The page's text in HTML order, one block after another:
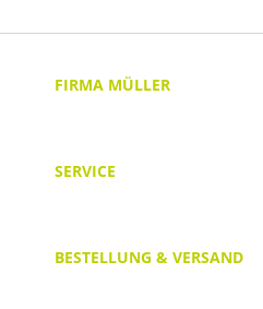
FIRMA MÜLLER
SERVICE
BESTELLUNG & VERSAND